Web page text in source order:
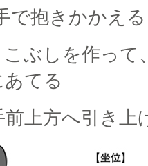
抱きかかえる
ぶしを作って
てる
上方へ引き上